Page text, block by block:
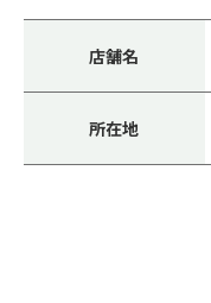
店舗名
所在地